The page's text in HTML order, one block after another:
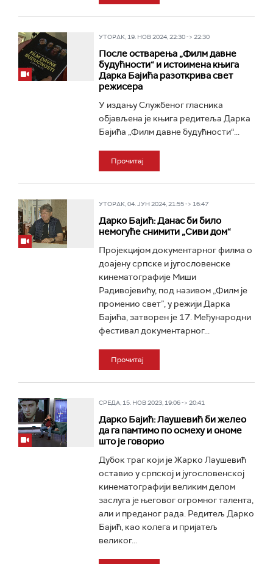
УТОРАК, 19. НОВ 2024, 22:30 -> 22:30
После остварења „Филм давне
будућности“ и истоимена књига
Дарка Бајића разоткрива свет
режисера
У издању Службеног гласника
објављена је књига редитеља Дарка
Бајића „Филм давне будућности“...
Прочитај
УТОРАК, 04. ЈУН 2024, 21:55 -> 16:47
Дарко Бајић: Данас би било
немогуће снимити „Сиви дом“
Пројекцијом документарног филма о
доајену српске и југословенске
кинематографије Миши
Радивојевићу, под називом „Филм је
променио свет”, у режији Дарка
Бајића, затворен је 17. Међународни
фестивал документарног...
Прочитај
СРЕДА, 15. НОВ 2023, 19:06 -> 20:41
Дарко Бајић: Лаушевић би желео
да га памтимо по осмеху и ономе
што је говорио
Дубок траг који је Жарко Лаушевић
оставио у српској и југословенској
кинематографији великим делом
заслуга је његовог огромног талента,
али и преданог рада. Редитељ Дарко
Бајић, као колега и пријатељ
великог...